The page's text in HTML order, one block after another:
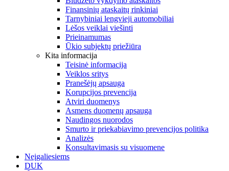
Finansinių ataskaitų rinkiniai
Tarnybiniai lengvieji automobiliai
Lėšos veiklai viešinti
Prieinamumas
Ūkio subjektų priežiūra
Kita informacija
Teisinė informacija
Veiklos sritys
Pranešėjų apsauga
Korupcijos prevencija
Atviri duomenys
Asmens duomenų apsauga
Naudingos nuorodos
Smurto ir priekabiavimo prevencijos politika
Analizės
Konsultavimasis su visuomene
Neįgaliesiems
DUK